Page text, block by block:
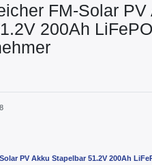
FM-Solar PV
200Ah
PV Akku Stapelbar 51.2V 200Ah